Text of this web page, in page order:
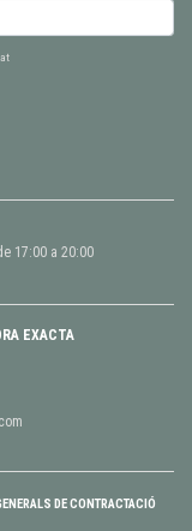
17:00 a 20:00
EXACTA
DE CONTRACTACIÓ